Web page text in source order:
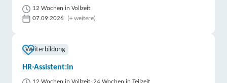
12 Wochen in Vollzeit
07.09.2026
(+ weitere)
Weiterbildung
HR-Assistent:in